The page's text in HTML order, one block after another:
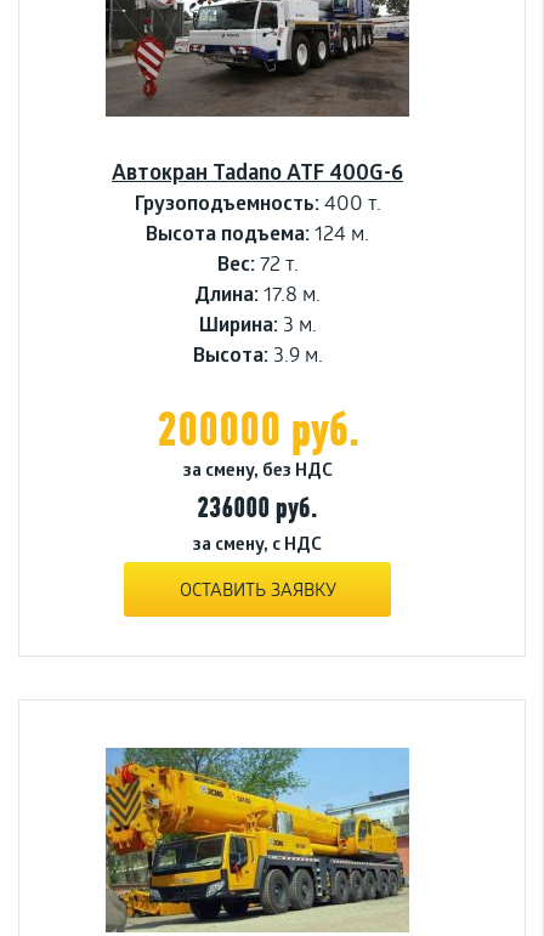
Автокран Tadano ATF 400G-6
Грузоподъемность:400 т.
Высота подъема: 124 м.
Вес:72 т.
Длина: 17.8 м.
Ширина:3 м.
Высота:3.9 м.
200000 руб.
за смену, без НДС
236000 руб.
за смену, с НДС
ОСТАВИТЬ ЗАЯВКУ